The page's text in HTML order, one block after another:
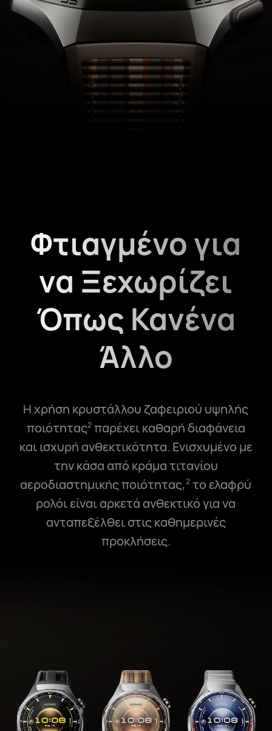
Φτιαγμένο για
να Ξεχωρίζει
Όπως Κανένα
Άλλο
Η χρήση κρυστάλλου ζαφειριού υψηλής
ποιότητας2παρέχει καθαρή διαφάνεια
και ισχυρή ανθεκτικότητα. Ενισχυμένο με
την κάσα από κράμα τιτανίου
αεροδιαστημικής ποιότητας,2 το ελαφρύ
ρολόι είναι αρκετά ανθεκτικό για να
ανταπεξέλθει στις καθημερινές
προκλήσεις.